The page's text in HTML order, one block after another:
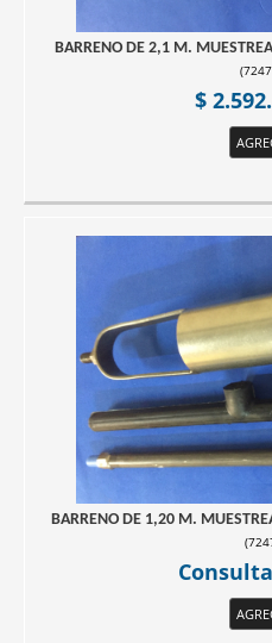
BARRENO DE 2,1 M.
(
$
BARRENO DE 1,20 M.
(